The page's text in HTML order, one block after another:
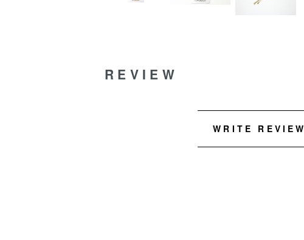
REVIEW
WRITE REVIEW